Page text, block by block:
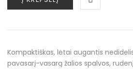
Kompaktiškas, lėtai augantis
pavasarį-vasarą žalios spalvos,